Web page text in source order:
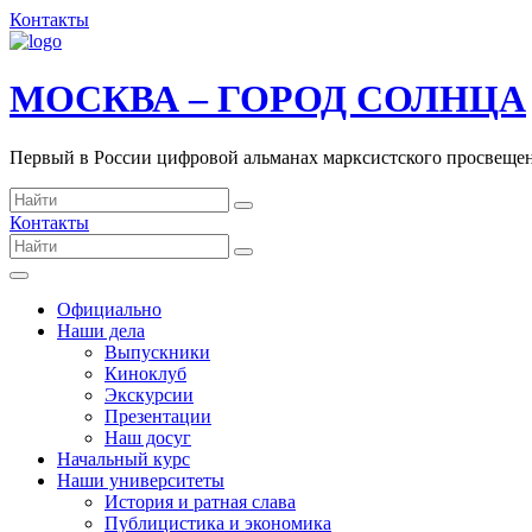
Контакты
МОСКВА – ГОРОД СОЛНЦА
Первый в России цифровой альманах марксистского
Контакты
Официально
Наши дела
Выпускники
Киноклуб
Экскурсии
Презентации
Наш досуг
Начальный курс
Наши университеты
История и ратная слава
Публицистика и экономика